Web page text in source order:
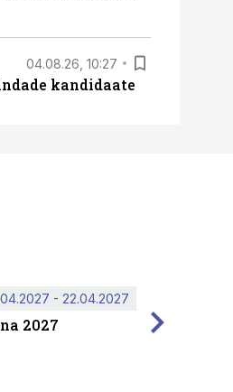
04.08.26, 10:27
kandidaate
2027
- 22.04.2027